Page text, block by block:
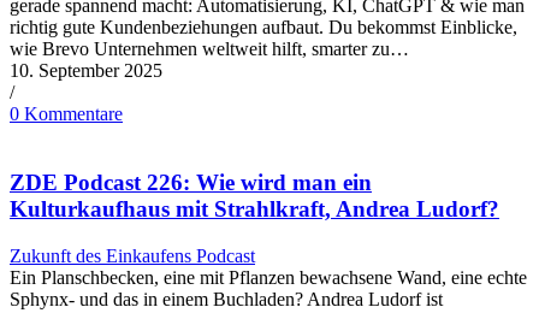
gerade spannend macht: Automatisierung, KI, ChatGPT & wie man
richtig gute Kundenbeziehungen aufbaut. Du bekommst Einblicke,
wie Brevo Unternehmen weltweit hilft, smarter zu…
10. September 2025
/
0 Kommentare
ZDE Podcast 226: Wie wird man ein
Kulturkaufhaus mit Strahlkraft, Andrea Ludorf?
Zukunft des Einkaufens Podcast
Ein Planschbecken, eine mit Pflanzen bewachsene Wand, eine echte
Sphynx- und das in einem Buchladen? Andrea Ludorf ist